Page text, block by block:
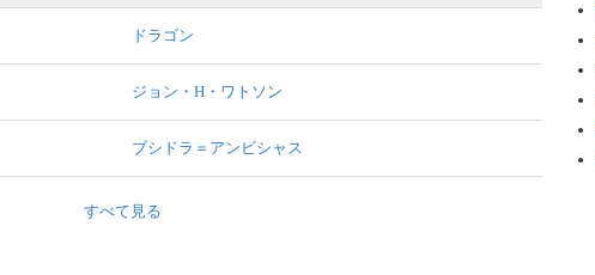
ドラゴン
ジョン・H・ワトソン
ブシドラ＝アンビシャス
すべて見る